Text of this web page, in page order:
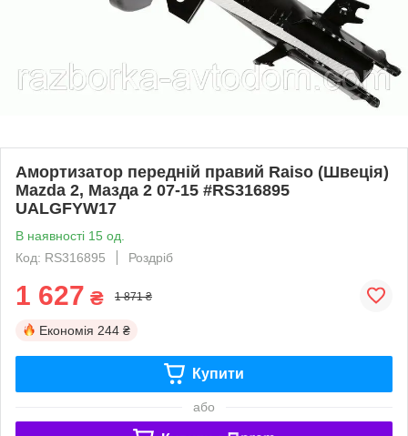
Амортизатор передній правий Raiso (Швеція)
Mazda 2, Мазда 2 07-15 #RS316895
UALGFYW17
В наявності 15 од.
Код: RS316895
Роздріб
1 627 ₴ 1 871 ₴
Економія 244 ₴
Купити
або